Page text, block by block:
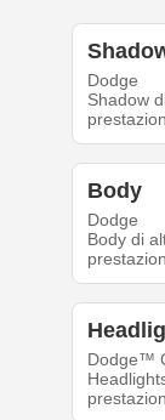
Dodge
Shadow
Body
Dodge
Body di
Dodge™